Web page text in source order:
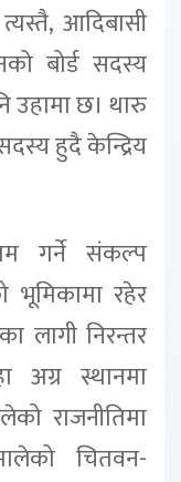
आदिबासी
बोर्ड सदस्य
छ। थारु
हुदै केन्द्रिय
गर्ने संकल्प
रहेर
लागी निरन्तर
अग्र स्थानमा
राजनीतिमा
चितवन-